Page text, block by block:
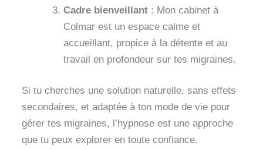
Cadre bienveillant : Mon cabinet à
Colmar est un espace calme et
accueillant, propice à la détente et au
travail en profondeur sur tes migraines.
Si tu cherches une solution naturelle, sans effets
secondaires, et adaptée à ton mode de vie pour
gérer tes migraines, l’hypnose est une approche
que tu peux explorer en toute confiance.